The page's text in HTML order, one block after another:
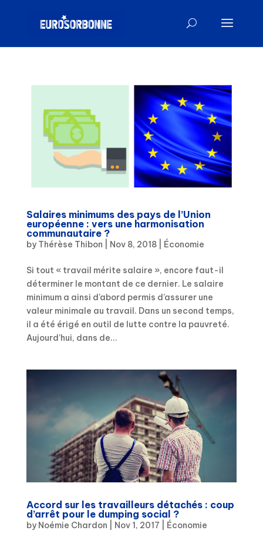
Salaires minimums des pays de l’Union
européenne : vers une harmonisation
communautaire ?
by Thérèse Thibon Nov 8, 2018| Économie
Si tout « travail mérite salaire », encore faut-il
déterminer le montant de ce dernier. Le salaire
minimum a ainsi d’abord permis d’assurer une
valeur minimale au travail. Dans un second temps,
il a été érigé en outil de lutte contre la pauvreté.
Aujourd’hui, dans de...
Accord sur les travailleurs détachés : coup
d’arrêt pour le dumping social ?
by Noémie Chardon Nov 1, 2017 Économie